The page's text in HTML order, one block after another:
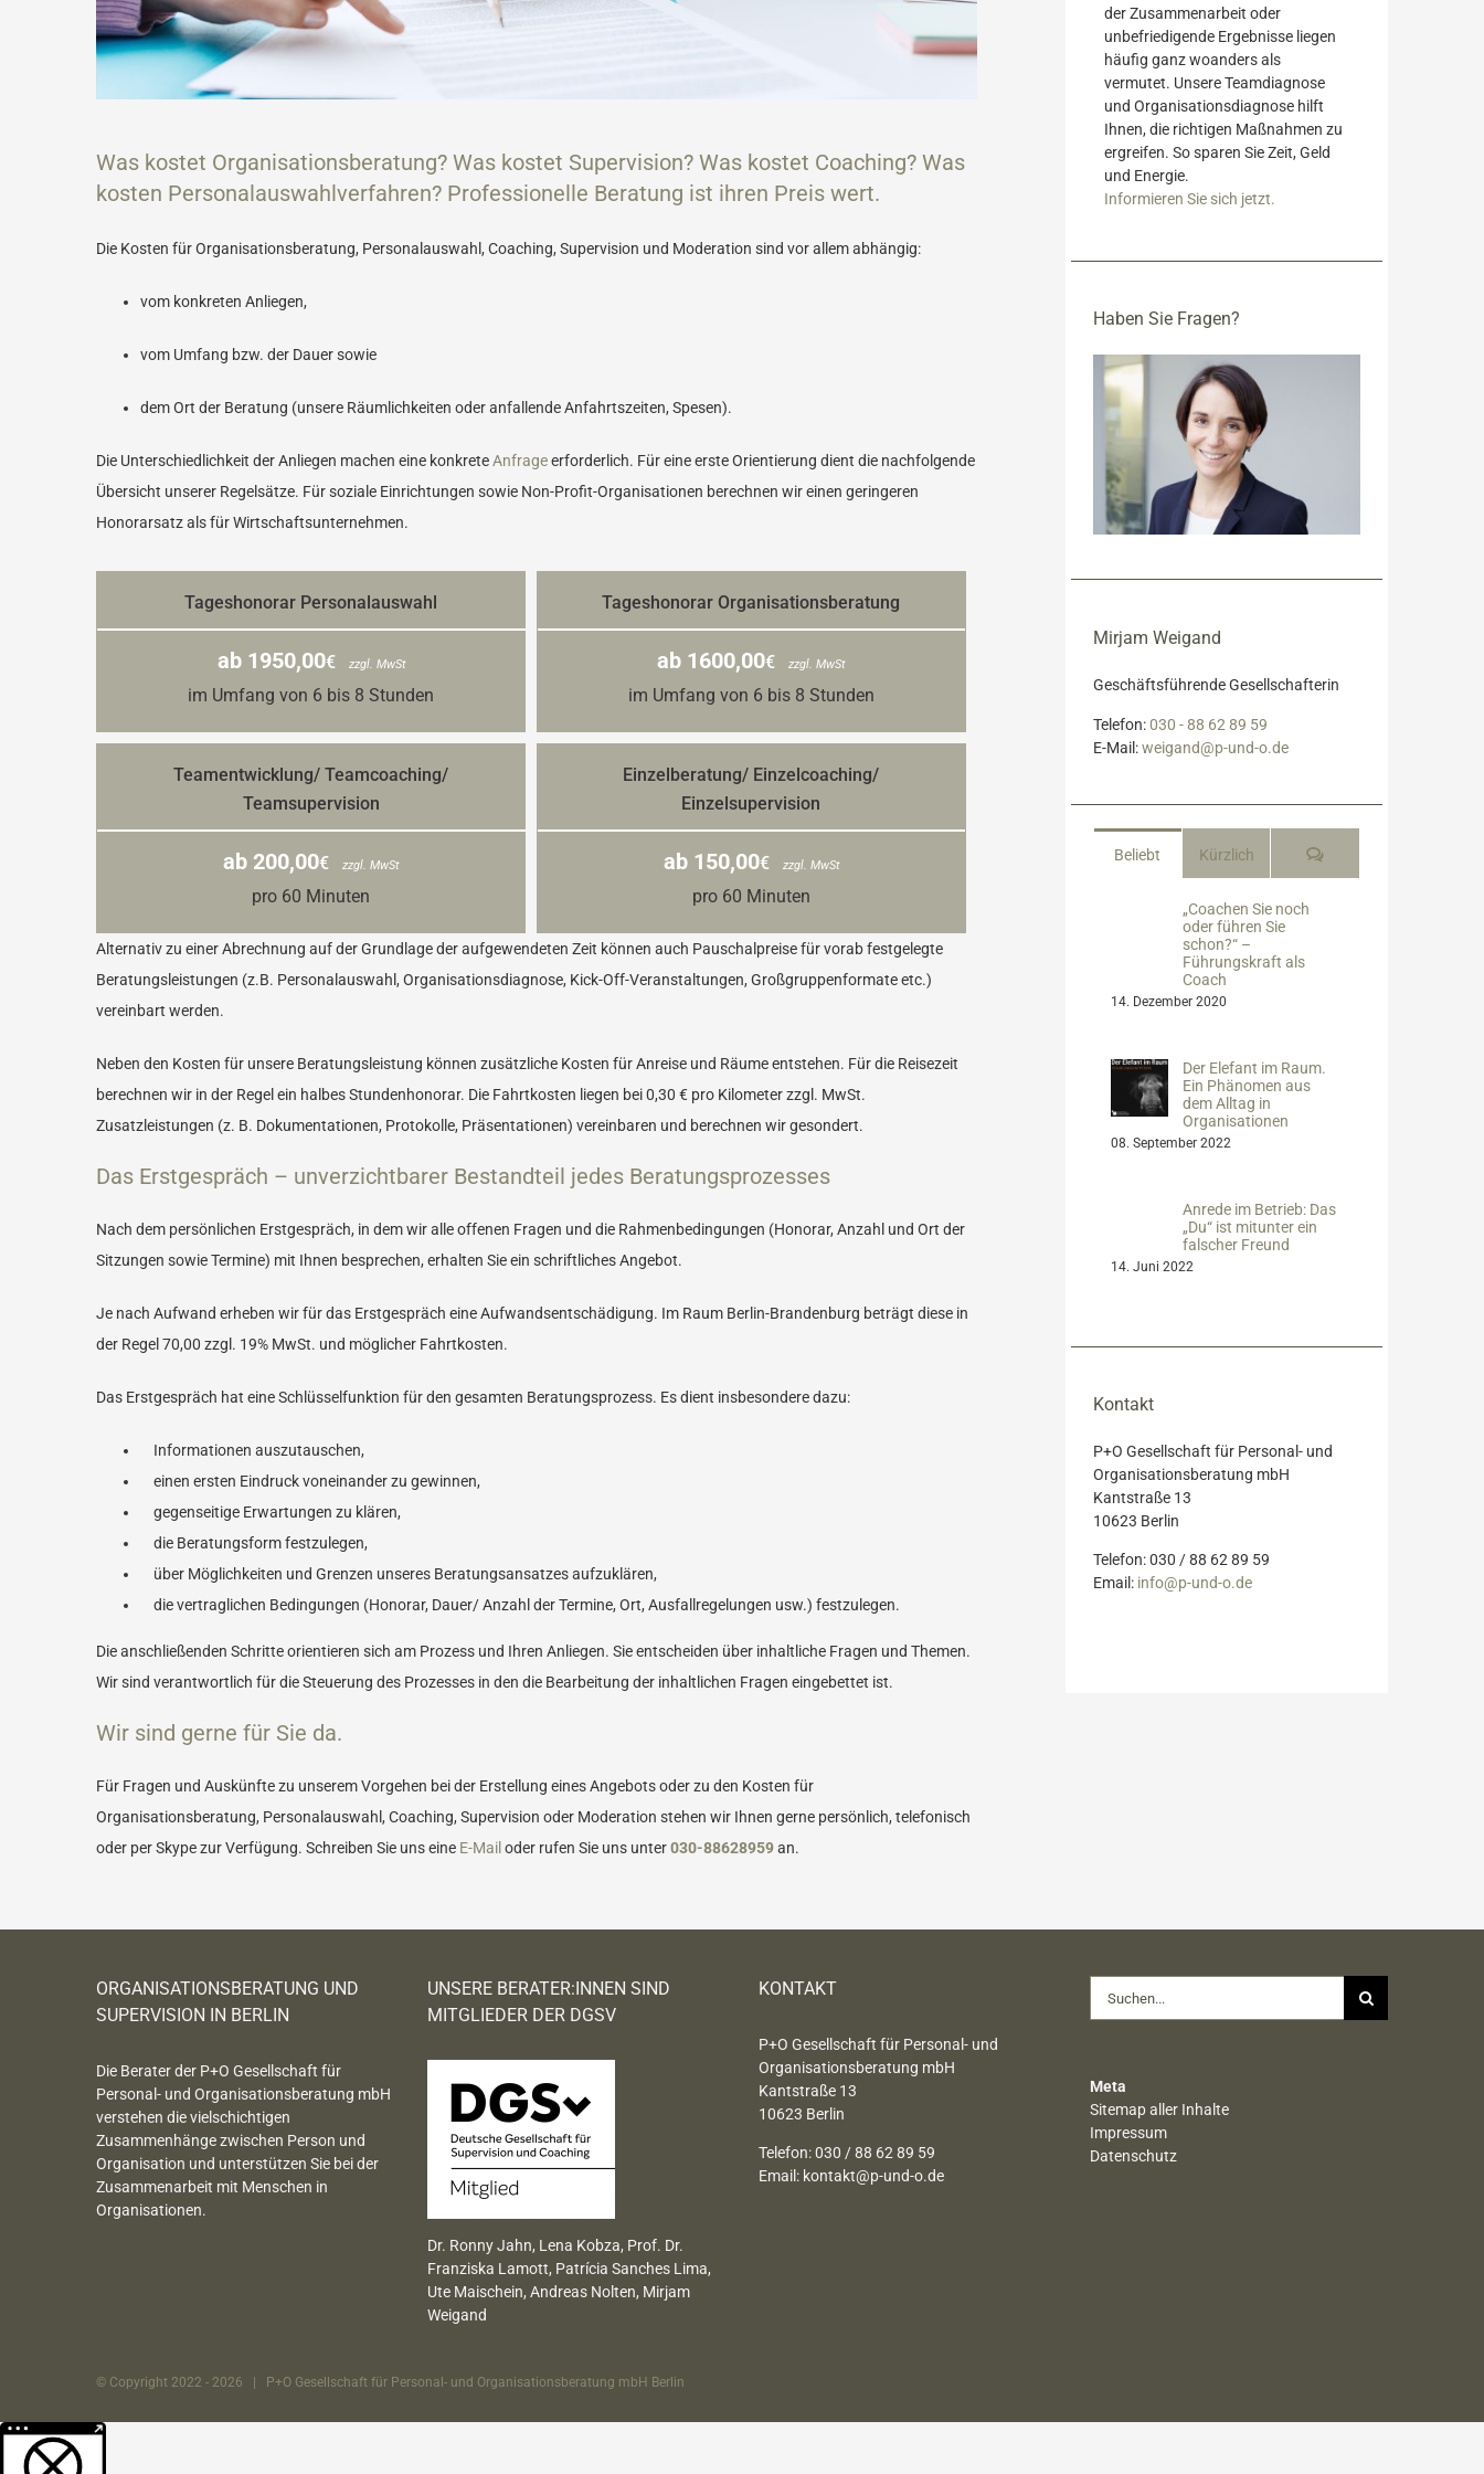
Was kostet Organisationsberatung? Was kostet Supervision? Was kostet Coaching? Was
kosten Personalauswahlverfahren? Professionelle Beratung ist ihren Preis wert.
Die Kosten für Organisationsberatung, Personalauswahl, Coaching, Supervision und Moderation sind vor allem abhängig:
vom konkreten Anliegen,
vom Umfang bzw. der Dauersowie
dem Ort der Beratung (unsere Räumlichkeiten oder anfallende Anfahrtszeiten, Spesen).
Die Unterschiedlichkeit der Anliegen machen eine konkreteAnfrageerforderlich. Für eine erste Orientierung dient die nachfolgende
Übersicht unserer Regelsätze. Für soziale Einrichtungen sowie Non-Profit-Organisationen berechnen wir einen geringeren
Honorarsatz als für Wirtschaftsunternehmen.
Tageshonorar Personalauswahl
ab 1950,00€ zzgl. MwSt
im Umfang von 6 bis 8 Stunden
Tageshonorar Organisationsberatung
ab 1600,00€ zzgl. MwSt
im Umfang von 6 bis 8 Stunden
Teamentwicklung/ Teamcoaching/
Teamsupervision
ab 200,00€ zzgl. MwSt
pro 60 Minuten
Einzelberatung/ Einzelcoaching/
Einzelsupervision
ab 150,00€ zzgl. MwSt
pro 60 Minuten
Alternativ zu einer Abrechnung auf der Grundlage der aufgewendeten Zeit können auch Pauschalpreise für vorab festgelegte
Beratungsleistungen (z.B. Personalauswahl, Organisationsdiagnose, Kick-Off-Veranstaltungen, Großgruppenformate etc.)
vereinbart werden.
Neben den Kosten für unsere Beratungsleistung können zusätzliche Kosten für Anreise und Räume entstehen. Für die Reisezeit
berechnen wir in der Regel ein halbes Stundenhonorar. Die Fahrtkosten liegen bei 0,30 € pro Kilometer zzgl. MwSt.
Zusatzleistungen (z. B. Dokumentationen, Protokolle, Präsentationen) vereinbaren und berechnen wir gesondert.
Das Erstgespräch – unverzichtbarer Bestandteil jedes Beratungsprozesses
Nach dem persönlichen Erstgespräch, in dem wir alle offenen Fragen und die Rahmenbedingungen (Honorar, Anzahl und Ort der
Sitzungen sowie Termine) mit Ihnen besprechen, erhalten Sie ein schriftliches Angebot.
Je nach Aufwand erheben wir für das Erstgespräch eine Aufwandsentschädigung. Im Raum Berlin-Brandenburg beträgt diese in
der Regel 70,00 zzgl. 19% MwSt. und möglicher Fahrtkosten.
Das Erstgespräch hat eine Schlüsselfunktion für den gesamten Beratungsprozess. Es dient insbesondere dazu:
Informationen auszutauschen,
einen ersten Eindruck voneinander zu gewinnen,
gegenseitige Erwartungen zu klären,
die Beratungsform festzulegen,
über Möglichkeiten und Grenzen unseres Beratungsansatzes aufzuklären,
die vertraglichen Bedingungen (Honorar, Dauer/ Anzahl der Termine, Ort, Ausfallregelungen usw.) festzulegen.
Die anschließenden Schritte orientieren sich am Prozess und Ihren Anliegen. Sie entscheiden über inhaltliche Fragen und Themen.
Wir sind verantwortlich für die Steuerung des Prozesses in den die Bearbeitung der inhaltlichen Fragen eingebettet ist.
Wir sind gerne für Sie da.
Für Fragen und Auskünfte zu unserem Vorgehen bei der Erstellung eines Angebots oder zu den Kosten für
Organisationsberatung, Personalauswahl, Coaching, Supervision oder Moderation stehen wir Ihnen gerne persönlich, telefonisch
oder per Skype zur Verfügung. Schreiben Sie uns eine E-Mail oder rufen Sie uns unter030-88628959an.
der Zusammenarbeit oder
unbefriedigende Ergebnisse liegen
häufig ganz woanders als
vermutet. Unsere Teamdiagnose
und Organisationsdiagnose hilft
Ihnen, die richtigen Maßnahmen zu
ergreifen. So sparen Sie Zeit, Geld
und Energie.
Informieren Sie sich jetzt.
Haben Sie Fragen?
Mirjam Weigand
Geschäftsführende Gesellschafterin
Telefon:030 - 88 62 89 59
E-Mail:weigand@p-und-o.de
Beliebt Kürzlich Kommentare
„Coachen Sie noch
oder führen Sie
schon?“ –
Führungskraft als
Coach
14. Dezember 2020
Der Elefant im Raum.
Ein Phänomen aus
dem Alltag in
Organisationen
08. September 2022
Anrede im Betrieb: Das
„Du“ ist mitunter ein
falscher Freund
14. Juni 2022
Kontakt
P+O Gesellschaft für Personal- und
Organisationsberatung mbH
Kantstraße 13
10623 Berlin
Telefon: 030 / 88 62 89 59
Email: info@p-und-o.de
ORGANISATIONSBERATUNG UND
SUPERVISION IN BERLIN
Die Berater der P+O Gesellschaft für
Personal- und Organisationsberatung mbH
verstehen die vielschichtigen
Zusammenhänge zwischen Person und
Organisation und unterstützen Sie bei der
Zusammenarbeit mit Menschen in
Organisationen.
UNSERE BERATER:INNEN SIND
MITGLIEDER DER DGSV
Dr. Ronny Jahn, Lena Kobza, Prof. Dr.
Franziska Lamott, Patrícia Sanches Lima,
Ute Maischein, Andreas Nolten, Mirjam
Weigand
KONTAKT
P+O Gesellschaft für Personal- und
Organisationsberatung mbH
Kantstraße 13
10623 Berlin
Telefon: 030 / 88 62 89 59
Email: kontakt@p-und-o.de
nach:
Meta
Sitemap aller Inhalte
Impressum
Datenschutz
© Copyright 2022 - 2026 | P+O Gesellschaft für Personal- und Organisationsberatung mbH Berlin
Weitere Informationen über den gesperrten Inhalt.